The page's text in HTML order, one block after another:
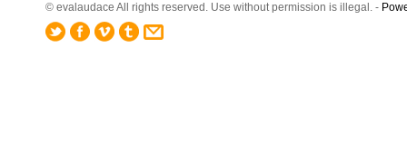
© evalaudace All rights reserved. Use without permission is illegal. -